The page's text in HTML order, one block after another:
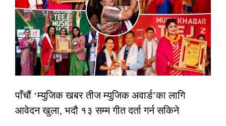
पाँचौं ‘म्युजिक खबर तीज म्युजिक अवार्ड’का लागि
आवेदन खुला, भदौ १३ सम्म गीत दर्ता गर्न सकिने